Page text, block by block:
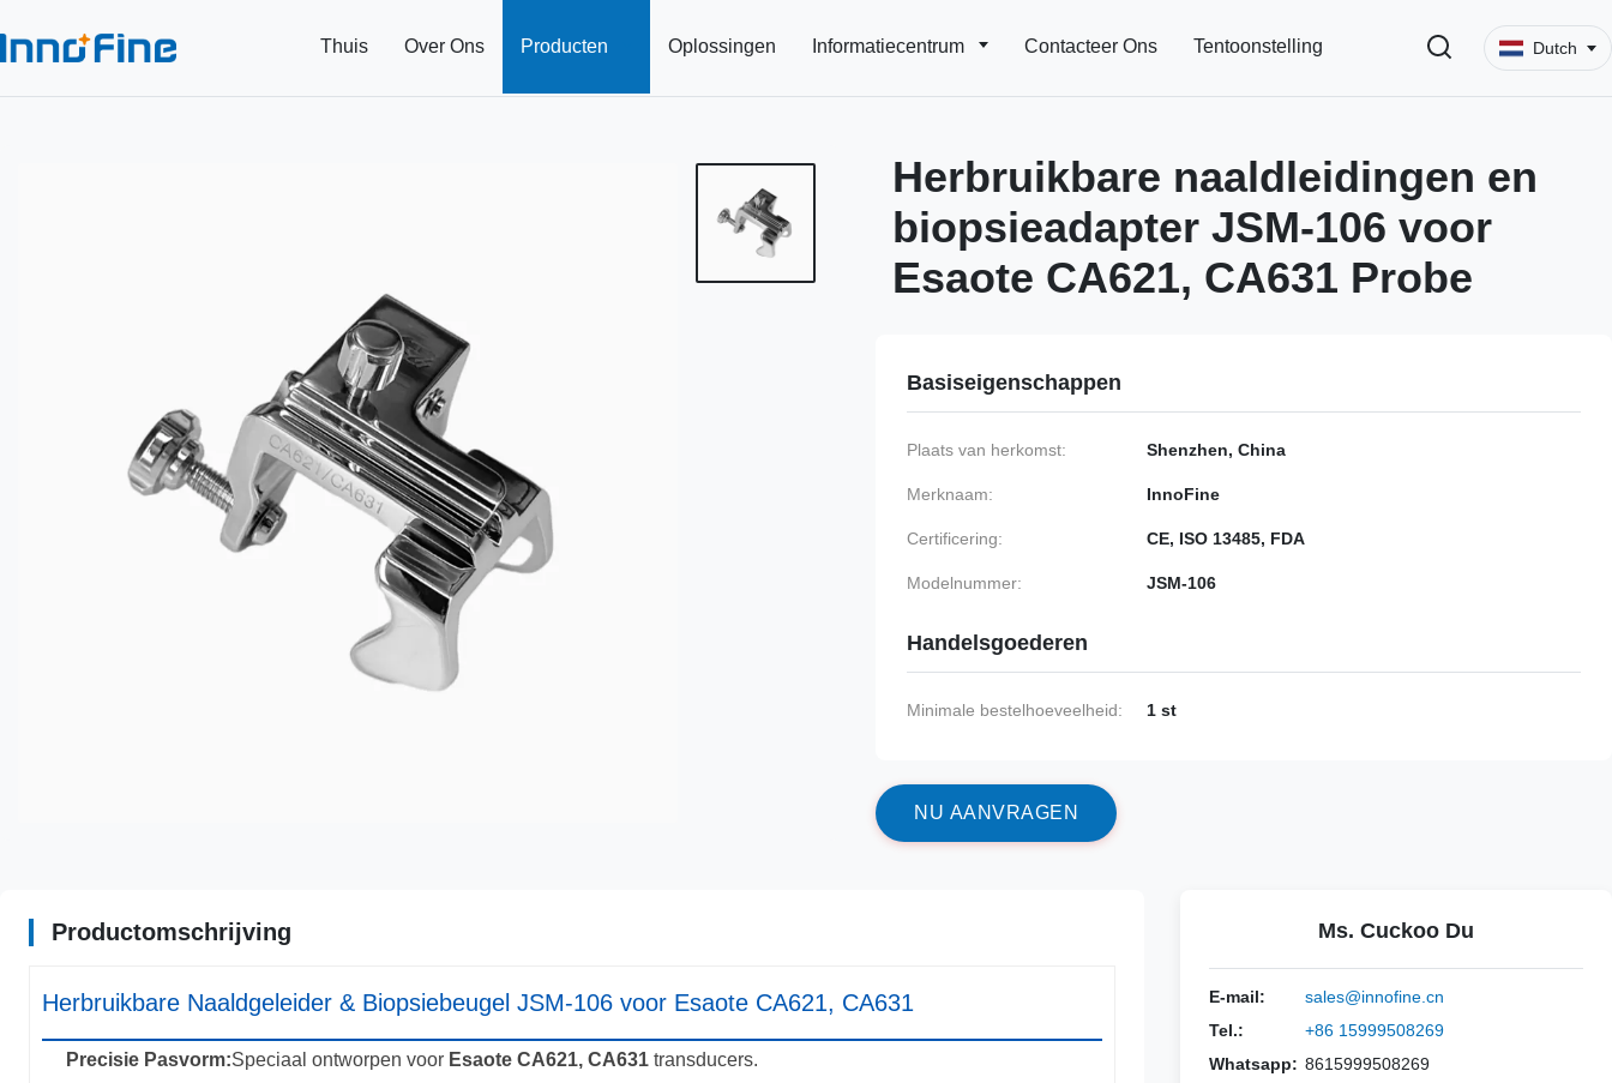
Thuis Over Ons Producten Oplossingen Informatiecentrum Contacteer Ons Tentoonstelling Dutch
Herbruikbare naaldleidingen en
biopsieadapter JSM-106 voor
Esaote CA621, CA631 Probe
Basiseigenschappen
Plaats van herkomst: Shenzhen, China
Merknaam: InnoFine
Certificering: CE, ISO 13485, FDA
Modelnummer: JSM-106
Handelsgoederen
Minimale bestelhoeveelheid: 1 st
N U AANVRAGE N
Productomschrijving
Herbruikbare Naaldgeleider & Biopsiebeugel JSM-106 voor Esaote CA621, CA631
Precisie Pasvorm:Speciaal ontworpen voor Esaote CA621, CA631 transducers.
Ms. Cuckoo Du
E-mail:
sales@innofine.cn
Tel.:
+86 15999508269
Whatsapp: 8615999508269